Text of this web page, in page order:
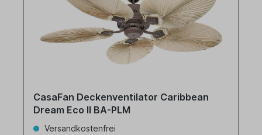
CasaFan Deckenventilator Caribbean
Dream Eco II BA-PLM
Versandkostenfrei